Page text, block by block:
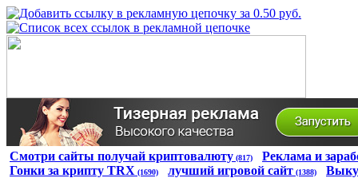
Смотри сайты получай криптовалюту (817)
Реклама и
Гонки за крипту TRX (1690) лучший игровой сайт (1388)